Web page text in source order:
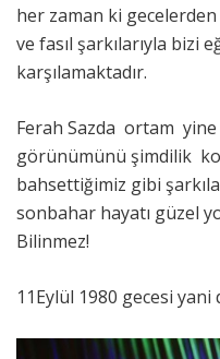
her zaman ki
ve fasıl şarkılarıyla bizi
karşılamaktadır.
Ferah Sazda ortam
görünümünü şimdilik
bahsettiğimiz gibi
sonbahar hayatı güzel
Bilinmez!
11Eylül 1980 gecesi